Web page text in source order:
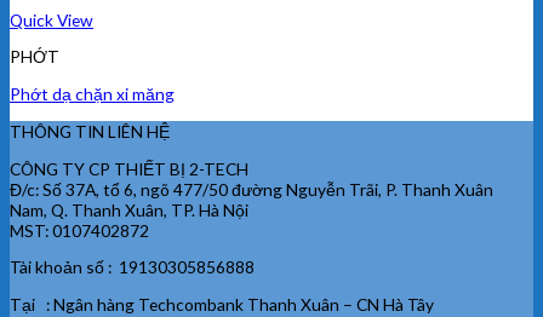
Quick View
PHỚT
Phớt dạ chặn xi măng
THÔNG TIN LIÊN HỆ
CÔNG TY CP THIẾT BỊ 2-TECH
Đ/c: Số 37A, tổ 6, ngõ 477/50 đường Nguyễn Trãi, P. Thanh Xuân
Nam, Q. Thanh Xuân, TP. Hà Nội
MST: 0107402872
Tài khoản số : 19130305856888
Tại : Ngân hàng Techcombank Thanh Xuân – CN Hà Tây